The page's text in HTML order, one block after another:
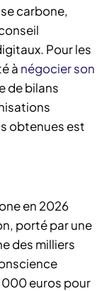
carbone,
Pour les
à négocier son
de bilans
obtenues est
en 2026
porté par une
des milliers
000 euros pour